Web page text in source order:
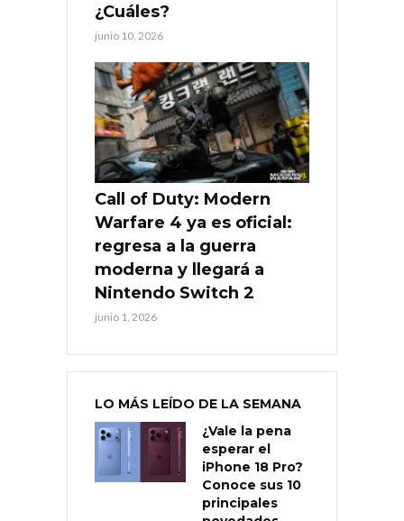
¿Cuáles?
junio 10, 2026
Call of Duty: Modern
Warfare 4 ya es oficial:
regresa a la guerra
moderna y llegará a
Nintendo Switch 2
junio 1, 2026
LO MÁS LEÍDO DE LA SEMANA
¿Vale la pena
esperar el
iPhone 18 Pro?
Conoce sus 10
principales